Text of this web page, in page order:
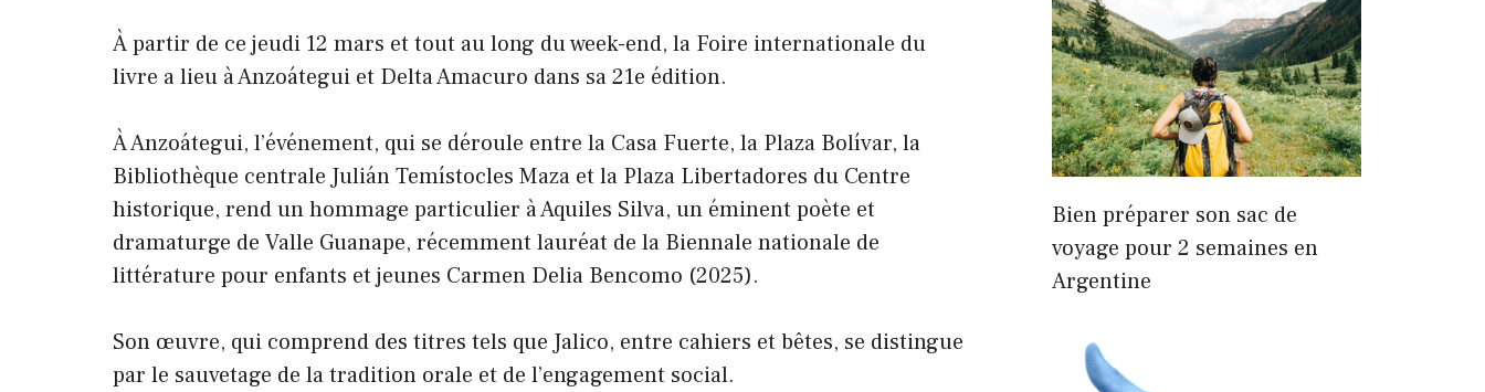
À partir de ce jeudi 12 mars et tout au long du week-end, la Foire internationale du
livre a lieu à Anzoátegui et Delta Amacuro dans sa 21e édition.
À Anzoátegui, l’événement, qui se déroule entre la Casa Fuerte, la Plaza Bolívar, la
Bibliothèque centrale Julián Temístocles Maza et la Plaza Libertadores du Centre
historique, rend un hommage particulier à Aquiles Silva, un éminent poète et
dramaturge de Valle Guanape, récemment lauréat de la Biennale nationale de
littérature pour enfants et jeunes Carmen Delia Bencomo (2025).
Son œuvre, qui comprend des titres tels que Jalico, entre cahiers et bêtes, se distingue
par le sauvetage de la tradition orale et de l’engagement social.
Bien préparer son sac de
voyage pour 2 semaines en
Argentine